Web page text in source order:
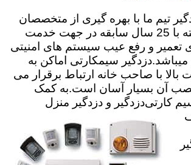
تیم ما با بهره گیری از متخصصان
مجرب و کار کشته با 25 سال سابقه در جهت خدمت
تعمیر و رفع عیب سیستم های امنیتی
دزدگیر سیمکارتی اماکن به
با صاحب خانه ارتباط برقرار می
آن بسیار آسان است.به کمک
کارتیدزدگیر و دزدگیر منزل